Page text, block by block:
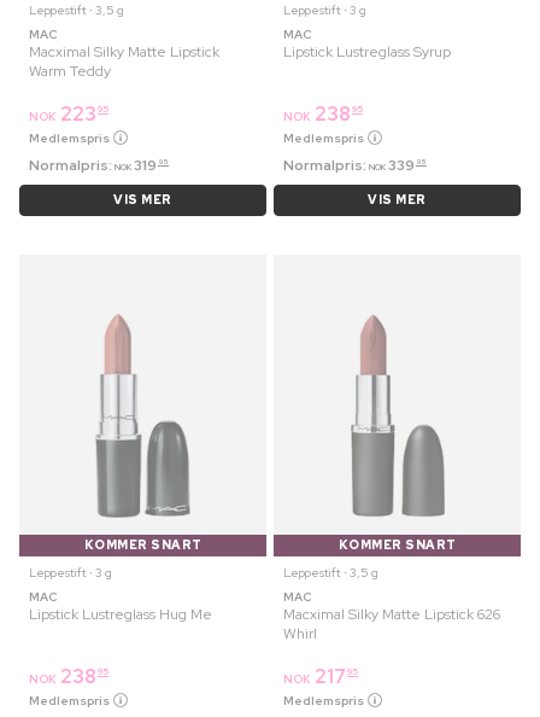
Leppestift ⋅ 3,5 g
MAC
Macximal Silky Matte Lipstick
Warm Teddy
NOK 223 95
Medlemspris
Normalpris: NOK 319 95
VIS MER
Leppestift ⋅ 3 g
MAC
Lipstick Lustreglass Syrup
NOK 238 95
Medlemspris
Normalpris: NOK 339 95
VIS MER
KOMMER SNART
Leppestift ⋅ 3 g
MAC
Lipstick Lustreglass Hug Me
NOK 238 95
Medlemspris
KOMMER SNART
Leppestift ⋅ 3,5 g
MAC
Macximal Silky Matte Lipstick 626
Whirl
NOK 217 95
Medlemspris